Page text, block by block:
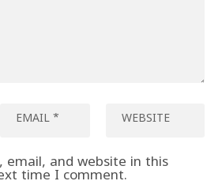
email, and website in this
time I comment.